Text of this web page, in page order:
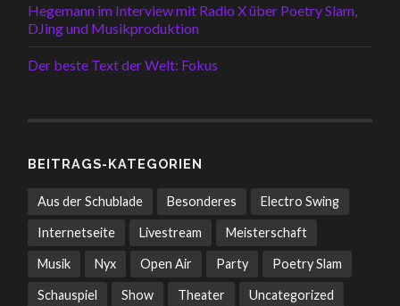
Hegemann im Interview mit Radio X über Poetry Slam,
DJing und Musikproduktion
Der beste Text der Welt: Fokus
BEITRAGS-KATEGORIEN
Aus der Schublade Besonderes Electro Swing
Internetseite Livestream Meisterschaft
Musik Nyx Open Air Party Poetry Slam
Schauspiel Show Theater Uncategorized